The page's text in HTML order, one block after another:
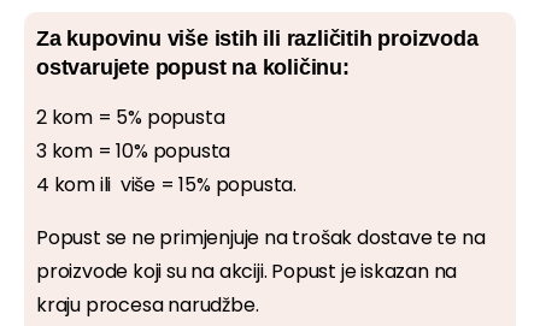
Za kupovinu više istih ili različitih proizvoda
ostvarujete popust na količinu:
2 kom = 5% popusta
3 kom = 10% popusta
4 kom ili više = 15% popusta.
Popust se ne primjenjuje na trošak dostave te na
proizvode koji su na akciji. Popust je iskazan na
kraju procesa narudžbe.